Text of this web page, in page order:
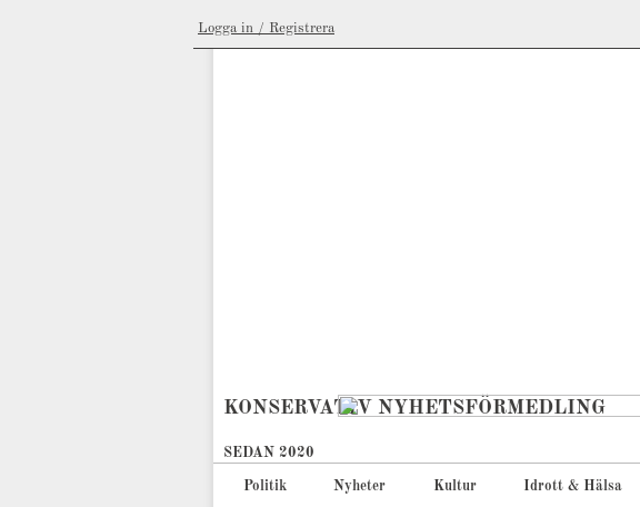
Logga in / Registrera
KONSERVATIV NYHETSFÖRMEDLING
SEDAN 2020
Politik Nyheter Kultur Idrott & Hälsa